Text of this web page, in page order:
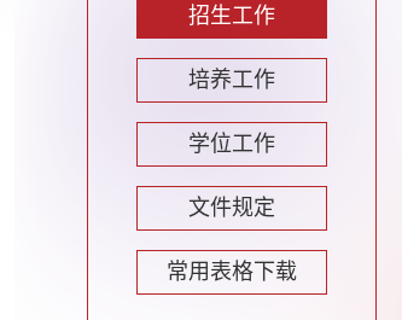
招生工作
培养工作
学位工作
文件规定
常用表格下载